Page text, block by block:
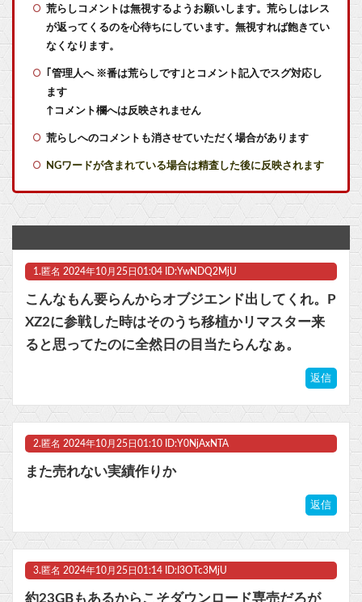
週刊少年ジャンプさん ついに100万部を割ってしまう
【悲報】ポケポケ、1年で1600万人が引退・・・
ちいかわ、モモンガが死ぬとかいうアホな考察
【東方】怨霊にナメられてるこいしちゃん可愛いよね
【悲報】漫画『ナナとカオル』作者、大腸がんステージ4
【ポケモンGO】「色違い000個体」とかい逆にレアな個体
マスク 十兆円を失う‥投資家「アメリカ党？バカかコイツw」
Powered by livedoor 相互RSS
荒らしコメントは無視するようお願いします。荒らしはレス
が返ってくるのを心待ちにしています。無視すれば飽きてい
なくなります。
｢管理人へ ※番は荒らしです｣とコメント記入でスグ対応し
ます
↑コメント欄へは反映されません
荒らしへのコメントも消させていただく場合があります
NGワードが含まれている場合は精査した後に反映されます
1. 匿名 2024年10月25日01:04 ID:YwNDQ2MjU
こんなもん要らんからオブジエンド出してくれ。P
XZ2に参戦した時はそのうち移植かリマスター来
ると思ってたのに全然日の目当たらんなぁ。
返信
2. 匿名 2024年10月25日01:10 ID:Y0NjAxNTA
また売れない実績作りか
返信
3. 匿名 2024年10月25日01:14 ID:I3OTc3MjU
約23GBもあるからこそダウンロード専売だろが